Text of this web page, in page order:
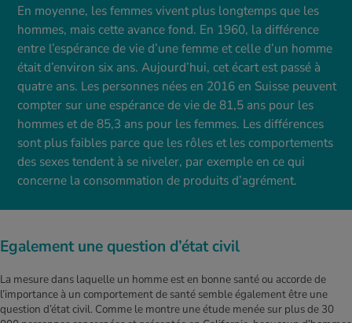
En moyenne, les femmes vivent plus longtemps que les
hommes, mais cette avance fond. En 1960, la différence
entre l’espérance de vie d’une femme et celle d’un homme
était d’environ six ans. Aujourd’hui, cet écart est passé à
quatre ans. Les personnes nées en 2016 en Suisse peuvent
compter sur une espérance de vie de 81,5 ans pour les
hommes et de 85,3 ans pour les femmes. Les différences
sont plus faibles parce que les rôles et les comportements
des sexes tendent à se niveler, par exemple en ce qui
concerne la consommation de produits d’agrément.
Egalement une question d’état civil
La mesure dans laquelle un homme est en bonne santé ou accorde de
l’importance à un comportement de santé semble également être une
question d’état civil. Comme le montre une étude menée sur plus de 30